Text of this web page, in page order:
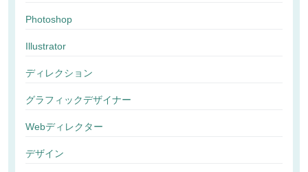
Photoshop
Illustrator
ディレクション
グラフィックデザイナー
Webディレクター
デザイン